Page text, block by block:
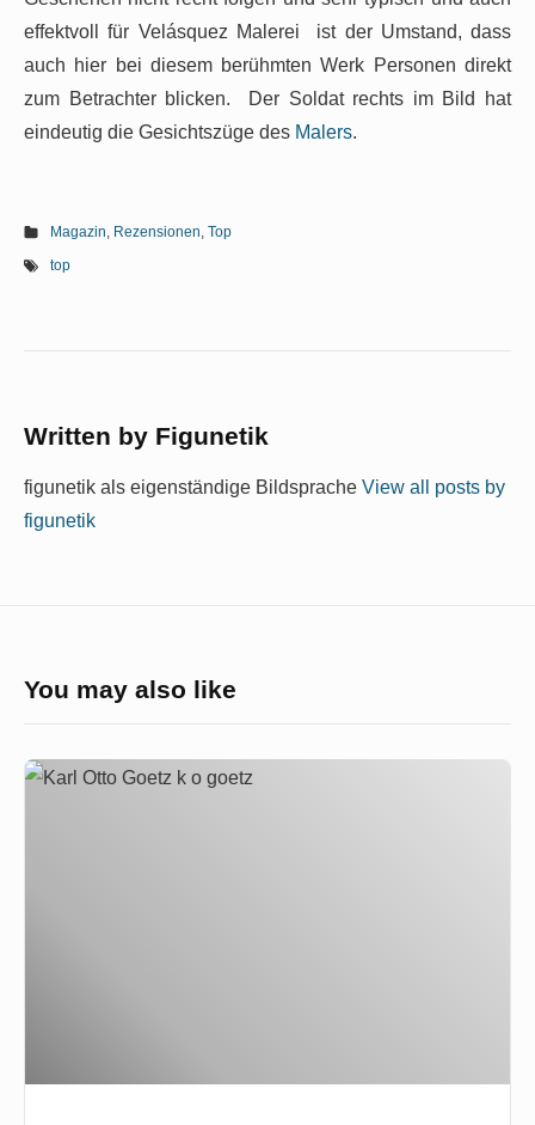
effektvoll für Velásquez Malerei ist der Umstand, dass
auch hier bei diesem berühmten Werk Personen direkt
zum Betrachter blicken. Der Soldat rechts im Bild hat
eindeutig die Gesichtszüge des Malers.
Magazin, Rezensionen,Top
top
Written by Figunetik
figunetik als eigenständige Bildsprache View all posts by
figunetik
You may also like
Der